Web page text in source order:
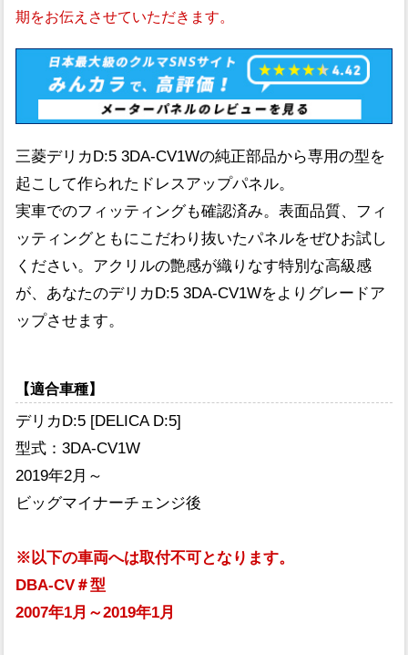
期をお伝えさせていただきます。
三菱デリカD:5 3DA-CV1Wの純正部品から専用の型を
起こして作られたドレスアップパネル。
実車でのフィッティングも確認済み。表面品質、フィ
ッティングともにこだわり抜いたパネルをぜひお試し
ください。アクリルの艶感が織りなす特別な高級感
が、あなたのデリカD:5 3DA-CV1Wをよりグレードア
ップさせます。
【適合車種】
デリカD:5 [DELICA D:5]
型式：3DA-CV1W
2019年2月～
ビッグマイナーチェンジ後
※以下の車両へは取付不可となります。
DBA-CV＃型
2007年1月～2019年1月